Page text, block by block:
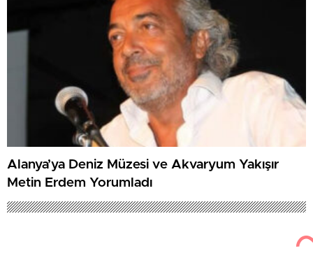
Alanya’ya Deniz Müzesi ve Akvaryum Yakışır
Metin Erdem Yorumladı